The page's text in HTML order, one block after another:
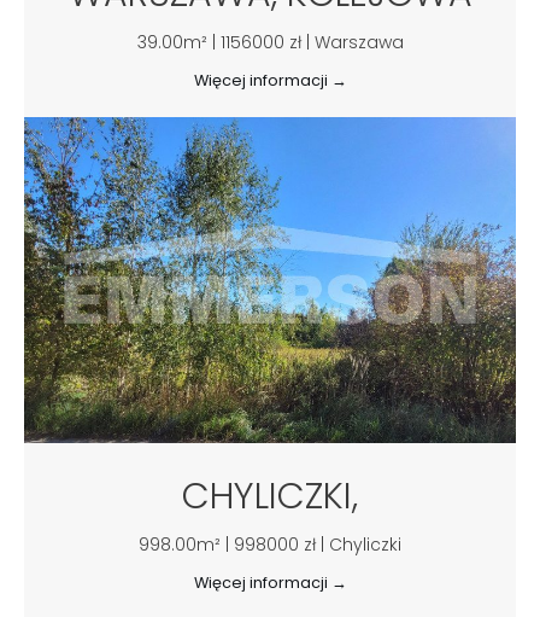
39.00m² | 1156000 zł | Warszawa
Więcej informacji →
CHYLICZKI,
998.00m² | 998000 zł | Chyliczki
Więcej informacji →